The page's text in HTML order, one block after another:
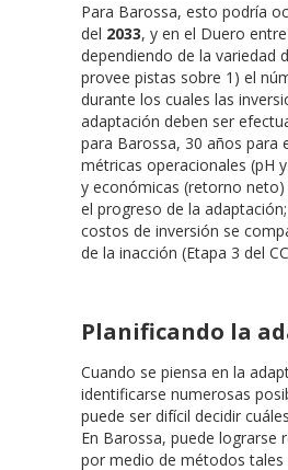
Para Barossa, esto podría
del 2033, y en el Duero entre
dependiendo de la variedad
provee pistas sobre 1) el
durante los cuales las
adaptación deben ser
para Barossa, 30 años para
métricas operacionales (pH
y económicas (retorno
el progreso de la
costos de inversión se
de la inacción (Etapa 3 del
Planificando la
Cuando se piensa en la
identificarse numerosas
puede ser difícil decidir
En Barossa, puede lograrse
por medio de métodos